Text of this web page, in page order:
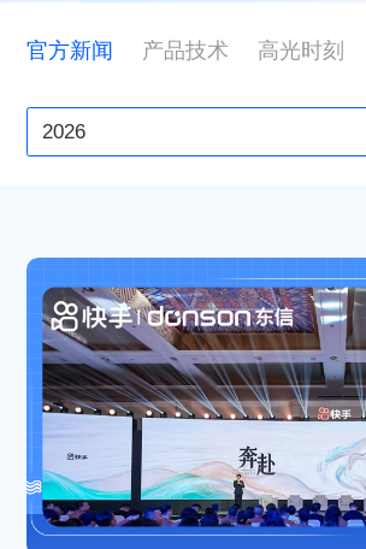
联系东信
官方新闻 产品技术 高光时刻
2026